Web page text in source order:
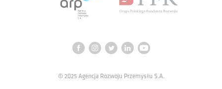
© 2025 Agencja Rozwoju Przemysłu S.A.